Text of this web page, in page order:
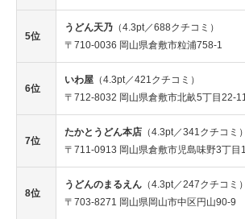
5位
うどん天乃 （4.3pt／688クチコミ）
〒710-0036 岡山県倉敷市粒浦758-1
6位
いわ屋 （4.3pt／421クチコミ）
〒712-8032 岡山県倉敷市北畝5丁目22-
7位
たかとうどん本店 （4.3pt／341クチコミ）
〒711-0913 岡山県倉敷市児島味野3丁目
8位
うどんのまるえん （4.3pt／247クチコミ）
〒703-8271 岡山県岡山市中区円山90-9